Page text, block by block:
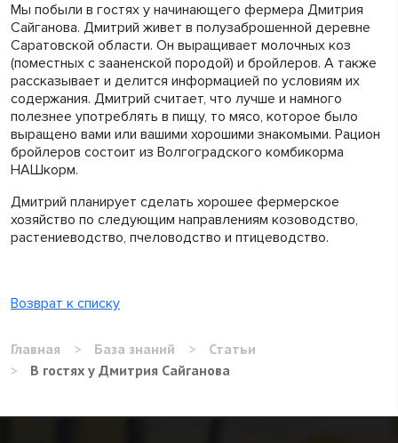
Мы побыли в гостях у начинающего фермера Дмитрия
Сайганова. Дмитрий живет в полузаброшенной деревне
Саратовской области. Он выращивает молочных коз
(поместных с зааненской породой) и бройлеров. А также
рассказывает и делится информацией по условиям их
содержания. Дмитрий считает, что лучше и намного
полезнее употреблять в пищу, то мясо, которое было
выращено вами или вашими хорошими знакомыми. Рацион
бройлеров состоит из Волгоградского комбикорма
НАШкорм.
Дмитрий планирует сделать хорошее фермерское
хозяйство по следующим направлениям козоводство,
растениеводство, пчеловодство и птицеводство.
Возврат к списку
Главная > База знаний >
Статьи
>
В гостях у Дмитрия Сайганова